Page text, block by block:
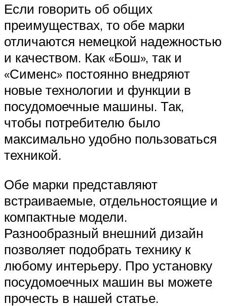
Если говорить об общих
преимуществах, то обе марки
отличаются немецкой надежностью
и качеством. Как «Бош», так и
«Сименс» постоянно внедряют
новые технологии и функции в
посудомоечные машины. Так,
чтобы потребителю было
максимально удобно пользоваться
техникой.
Обе марки представляют
встраиваемые, отдельностоящие и
компактные модели.
Разнообразный внешний дизайн
позволяет подобрать технику к
любому интерьеру. Про установку
посудомоечных машин вы можете
прочесть в нашей статье.